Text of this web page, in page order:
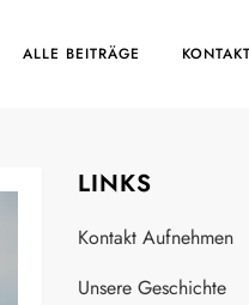
ALLE BEITRÄGE
LINKS
Kontakt Aufnehmen
Unsere Geschichte